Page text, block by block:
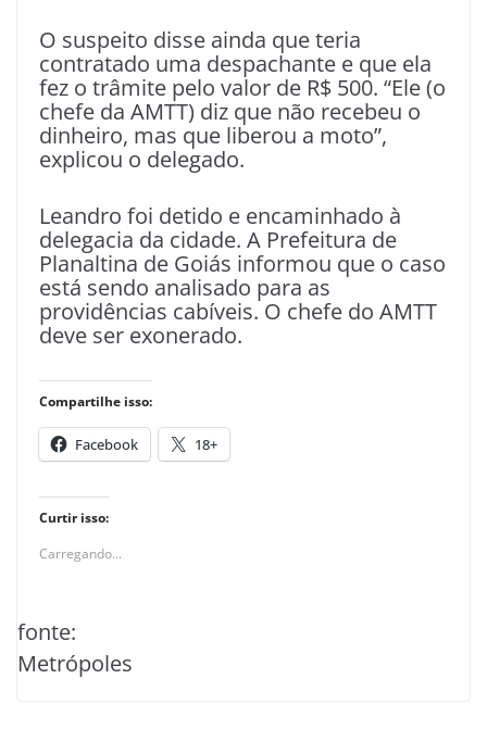
O suspeito disse ainda que teria
contratado uma despachante e que ela
fez o trâmite pelo valor de R$ 500. “Ele (o
chefe da AMTT) diz que não recebeu o
dinheiro, mas que liberou a moto”,
explicou o delegado.
Leandro foi detido e encaminhado à
delegacia da cidade. A Prefeitura de
Planaltina de Goiás informou que o caso
está sendo analisado para as
providências cabíveis. O chefe do AMTT
deve ser exonerado.
Compartilhe isso:
Facebook 18+
Curtir isso:
Carregando...
fonte:
Metrópoles